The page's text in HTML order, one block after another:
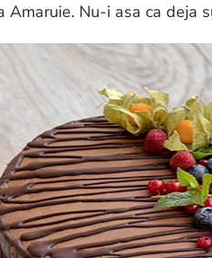
Amaruie. Nu-i asa ca deja